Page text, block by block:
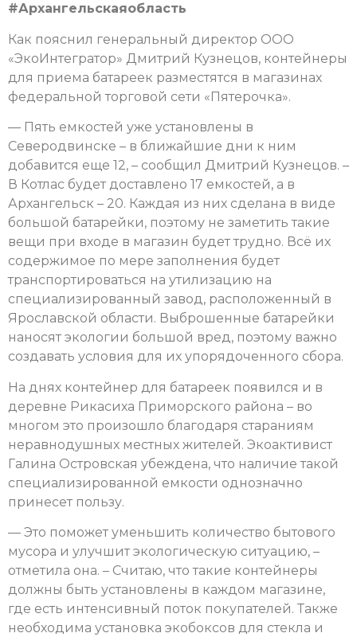
#Архангельскаяобласть
Как пояснил генеральный директор ООО
«ЭкоИнтегратор» Дмитрий Кузнецов, контейнеры
для приема батареек разместятся в магазинах
федеральной торговой сети «Пятерочка».
— Пять емкостей уже установлены в
Северодвинске – в ближайшие дни к ним
добавится еще 12, – сообщил Дмитрий Кузнецов. –
В Котлас будет доставлено 17 емкостей, а в
Архангельск – 20. Каждая из них сделана в виде
большой батарейки, поэтому не заметить такие
вещи при входе в магазин будет трудно. Всё их
содержимое по мере заполнения будет
транспортироваться на утилизацию на
специализированный завод, расположенный в
Ярославской области. Выброшенные батарейки
наносят экологии большой вред, поэтому важно
создавать условия для их упорядоченного сбора.
На днях контейнер для батареек появился и в
деревне Рикасиха Приморского района – во
многом это произошло благодаря стараниям
неравнодушных местных жителей. Экоактивист
Галина Островская убеждена, что наличие такой
специализированной емкости однозначно
принесет пользу.
— Это поможет уменьшить количество бытового
мусора и улучшит экологическую ситуацию, –
отметила она. – Считаю, что такие контейнеры
должны быть установлены в каждом магазине,
где есть интенсивный поток покупателей. Также
необходима установка экобоксов для стекла и